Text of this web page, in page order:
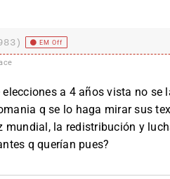
EM Off
a 4 años vista no se
q se lo haga mirar sus
mundial, la redistribución y
q querían pues?